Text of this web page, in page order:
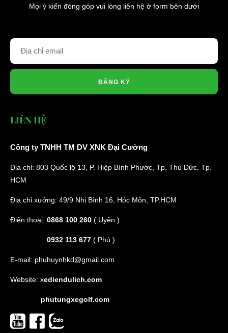
Mọi ý kiến đóng góp vui lòng liên hệ ở form bên dưới
ĐĂNG KÝ
LIÊN HỆ
Công ty TNHH TM DV XNK Đại Cường
Địa chỉ: 803 Quốc lộ 13, P. Hiệp Bình Phước, Tp. Thủ Đức, Tp.
HCM
Địa chỉ xưởng: 49/9 Nhị Bình 16, Hóc Môn, TP.HCM
Điện thoại: 0868 100 260 ( Uyên )
0932 113 677 ( Phú )
E-mail: phuhuynhkd@gmail.com
Website: xediendulich.com
phutungxegolf.com